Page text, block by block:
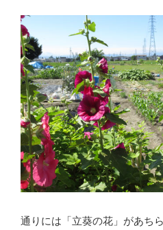
通りには「立葵の花」があち